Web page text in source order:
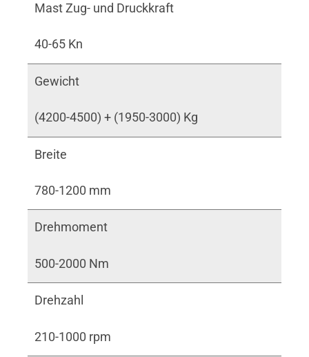
Mast Zug- und Druckkraft
40-65 Kn
Gewicht
(4200-4500) + (1950-3000) Kg
Breite
780-1200 mm
Drehmoment
500-2000 Nm
Drehzahl
210-1000 rpm